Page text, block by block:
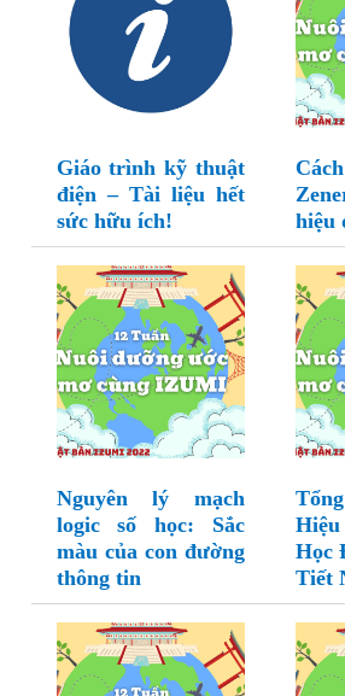
Giáo trình kỹ thuật
điện – Tài liệu hết
sức hữu ích!
hiệu
Nguyên lý mạch
logic số học: Sắc
màu của con đường
thông tin
Học
Tiết